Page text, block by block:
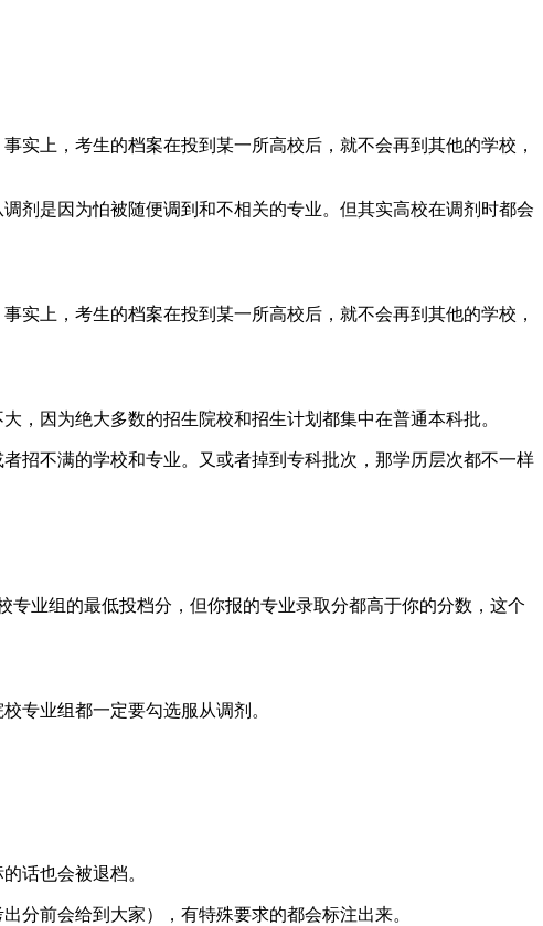
实上，考生的档案在投到某一所高校后，就不会再到其他的学校，
剂是因为怕被随便调到和不相关的专业。但其实高校在调剂时都会
实上，考生的档案在投到某一所高校后，就不会再到其他的学校，
，因为绝大多数的招生院校和招生计划都集中在普通本科批。
招不满的学校和专业。又或者掉到专科批次，那学历层次都不一样
专业组的最低投档分，但你报的专业录取分都高于你的分数，这个
专业组都一定要勾选服从调剂。
话也会被退档。
分前会给到大家），有特殊要求的都会标注出来。